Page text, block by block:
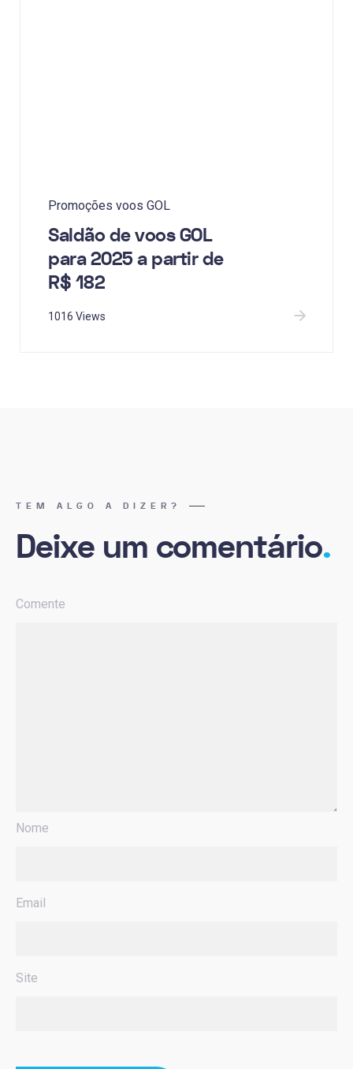
Promoções voos GOL
Saldão de voos GOL
para 2025 a partir de
R$ 182
1016 Views
TEM ALGO A DIZER?
Deixe um comentário.
Comente
Nome
Email
Site